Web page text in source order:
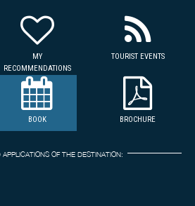
MY
RECOMMENDATIONS
TOURIST EVENTS
BOOK BROCHURE
OF THE DESTINATION: